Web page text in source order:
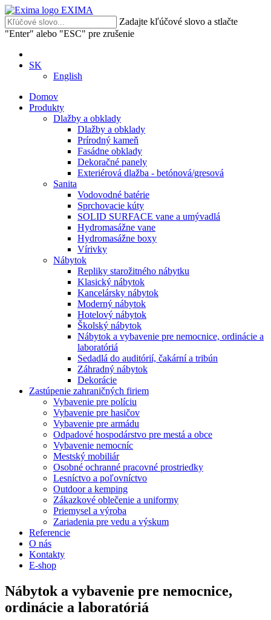
EXIMA
Zadajte kľúčové slovo a stlačte
"Enter" alebo "ESC" pre zrušenie
SK
English
Domov
Produkty
Dlažby a obklady
Dlažby a obklady
Prírodný kameň
Fasádne obklady
Dekoračné panely
Exteriérová dlažba - betónová/gresová
Sanita
Vodovodné batérie
Sprchovacie kúty
SOLID SURFACE vane a umývadlá
Hydromasážne vane
Hydromasážne boxy
Vírivky
Nábytok
Repliky starožitného nábytku
Klasický nábytok
Kancelársky nábytok
Moderný nábytok
Hotelový nábytok
Školský nábytok
Nábytok a vybavenie pre nemocnice, ordinácie a
laboratóriá
Sedadlá do auditórií, čakární a tribún
Záhradný nábytok
Dekorácie
Zastúpenie zahraničných firiem
Vybavenie pre políciu
Vybavenie pre hasičov
Vybavenie pre armádu
Odpadové hospodárstvo pre mestá a obce
Vybavenie nemocníc
Mestský mobiliár
Osobné ochranné pracovné prostriedky
Lesníctvo a poľovníctvo
Outdoor a kemping
Zákazkové oblečenie a uniformy
Priemysel a výroba
Zariadenia pre vedu a výskum
Referencie
O nás
Kontakty
E-shop
Nábytok a vybavenie pre nemocnice,
ordinácie a laboratóriá